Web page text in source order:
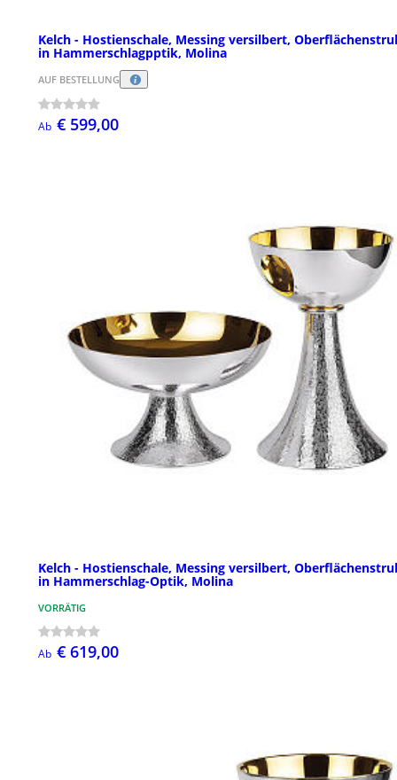
Kelch - Hostienschale, Messing versilbert,
in Hammerschlagpptik, Molina
AUF BESTELLUNG
Ab € 599,00
Kelch - Hostienschale, Messing versilbert,
in Hammerschlag-Optik, Molina
VORRÄTIG
Ab € 619,00